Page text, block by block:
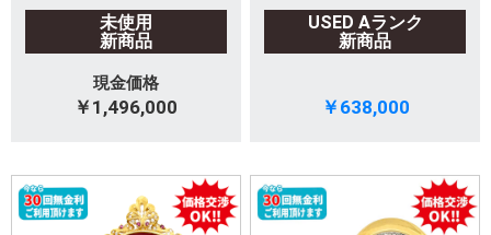
未使用
新商品
現金価格
￥1,496,000
USED Aランク
新商品
￥638,000